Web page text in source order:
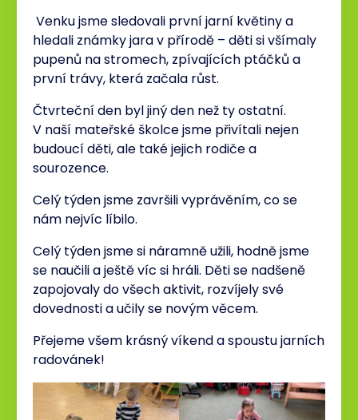
Venku jsme sledovali první jarní květiny a
hledali známky jara v přírodě – děti si všímaly
pupenů na stromech, zpívajících ptáčků a
první trávy, která začala růst.
Čtvrteční den byl jiný den než ty ostatní.
V naší mateřské školce jsme přivítali nejen
budoucí děti, ale také jejich rodiče a
sourozence.
Celý týden jsme završili vyprávěním, co se
nám nejvíc líbilo.
Celý týden jsme si náramně užili, hodně jsme
se naučili a ještě víc si hráli. Děti se nadšeně
zapojovaly do všech aktivit, rozvíjely své
dovednosti a učily se novým věcem.
Přejeme všem krásný víkend a spoustu jarních
radovánek!